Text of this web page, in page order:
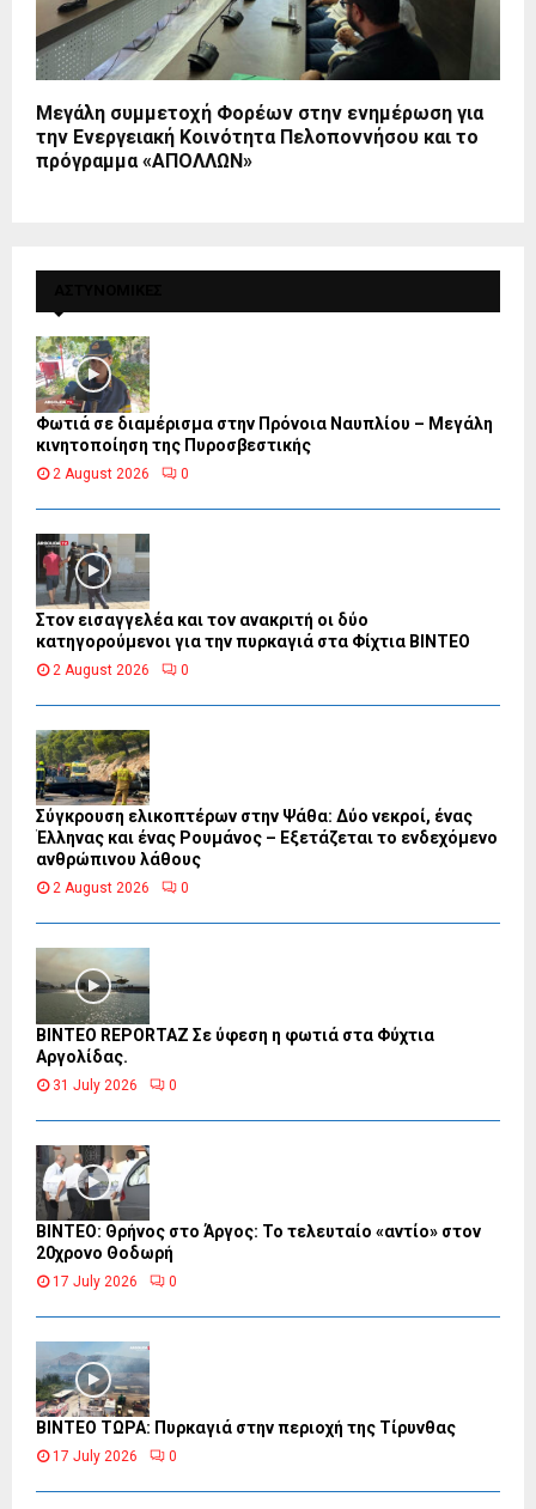
Μεγάλη συμμετοχή Φορέων στην ενημέρωση για
την Ενεργειακή Κοινότητα Πελοποννήσου και το
πρόγραμμα «ΑΠΟΛΛΩΝ»
Φωτιά σε διαμέρισμα στην Πρόνοια Ναυπλίου – Μεγάλη
κινητοποίηση της Πυροσβεστικής
2 August 2026 0
Στον εισαγγελέα και τον ανακριτή οι δύο
κατηγορούμενοι για την πυρκαγιά στα Φίχτια ΒΙΝΤΕΟ
2 August 2026 0
Σύγκρουση ελικοπτέρων στην Ψάθα: Δύο νεκροί, ένας
Έλληνας και ένας Ρουμάνος – Εξετάζεται το ενδεχόμενο
ανθρώπινου λάθους
2 August 2026 0
BINTEO REPORTAZ Σε ύφεση η φωτιά στα Φύχτια
Αργολίδας.
31 July 2026 0
ΒΙΝΤΕΟ: Θρήνος στο Άργος: Το τελευταίο «αντίο» στον
20χρονο Θοδωρή
17 July 2026 0
ΒΙΝΤΕΟ ΤΩΡΑ: Πυρκαγιά στην περιοχή της Τίρυνθας
17 July 2026 0